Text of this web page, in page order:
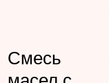
Смесь